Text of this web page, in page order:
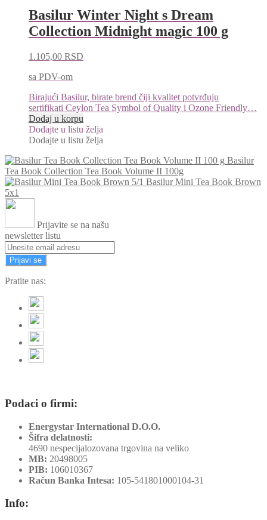
Basilur Winter Night s Dream
Collection Midnight magic 100 g
1.105,00 RSD
sa PDV-om
Birajući Basilur, birate brend čiji kvalitet potvrđuju
sertifikati Ceylon Tea Symbol of Quality i Ozone Friendly…
Dodaj u korpu
Dodajte u listu želja
Dodajte u listu želja
Basilur
Tea Book Collection Tea Book Volume II 100g
Basilur Mini Tea Book Brown
5x1
Prijavite se na našu
newsletter listu
Prijavi se
Pratite nas:
Podaci o firmi:
Energystar International D.O.O.
Šifra delatnosti:
4690 nespecijalozovana trgovina na veliko
MB: 20498005
PIB: 106010367
Račun Banka Intesa: 105-541801000104-31
Info: